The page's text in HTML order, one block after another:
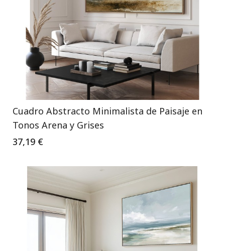
Cuadro Abstracto Minimalista de Paisaje en
Tonos Arena y Grises
37,19 €